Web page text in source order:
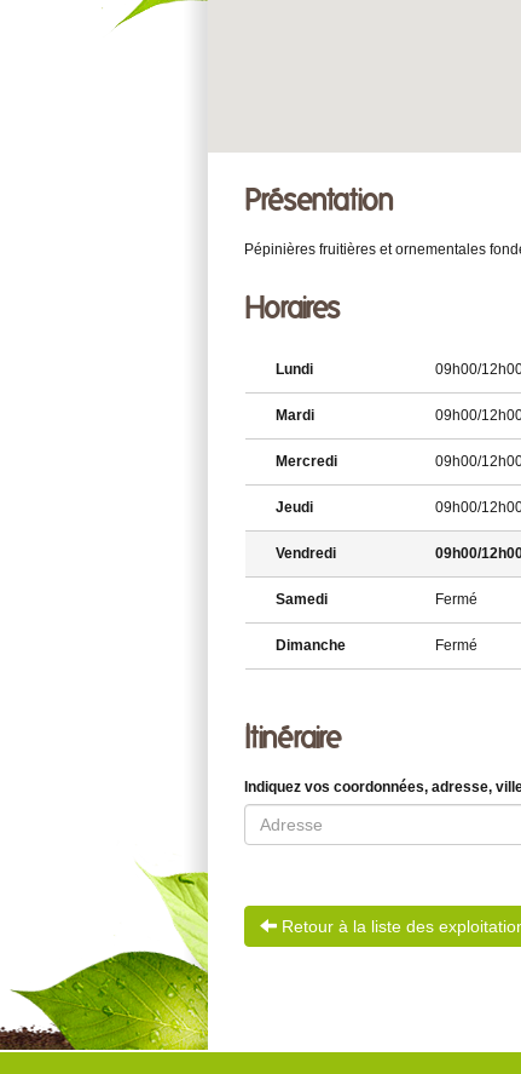
Présentation
Pépinières fruitières et ornementales
Horaires
Lundi 09h00/
Mardi 09h00/
Mercredi 09h00/
Jeudi 09h00/
Vendredi 09h00/
Samedi Fermé
Dimanche Fermé
Itinéraire
Indiquez vos coordonnées, adresse,
Retour à la liste des